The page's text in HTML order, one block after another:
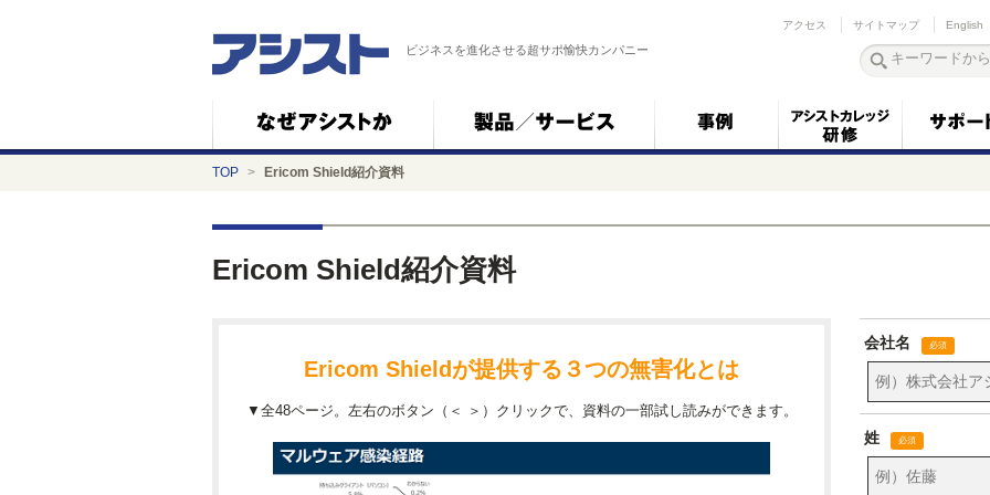
ビジネスを進化させる超サポ愉快カンパニー
アクセス サイトマップ English
TOP > Ericom Shield紹介資料
Ericom Shield紹介資料
Ericom Shieldが提供する３つの無害化とは
▼全48ページ。左右のボタン（＜ ＞）クリックで、資料の一部試し読みができます。